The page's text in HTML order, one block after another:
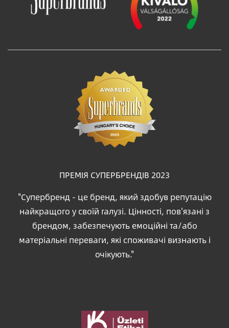
ПРЕМІЯ СУПЕРБРЕНДІВ 2023
"Супербренд - це бренд, який здобув репутацію
найкращого у своїй галузі. Цінності, пов'язані з
брендом, забезпечують емоційні та/або
матеріальні переваги, які споживачі визнають і
очікують."
Зображення